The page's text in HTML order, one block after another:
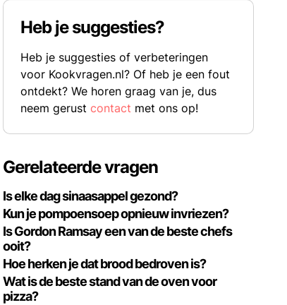
Heb je suggesties?
Heb je suggesties of verbeteringen
voor Kookvragen.nl? Of heb je een fout
ontdekt? We horen graag van je, dus
neem gerustcontact met ons op!
Gerelateerde vragen
Is elke dag sinaasappel gezond?
Kun je pompoensoep opnieuw invriezen?
Is Gordon Ramsay een van de beste chefs
ooit?
Hoe herken je dat brood bedroven is?
Wat is de beste stand van de oven voor
pizza?